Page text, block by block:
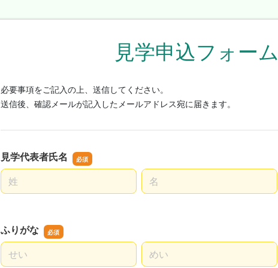
見学申込フォーム
必要事項をご記入の上、送信してください。
送信後、確認メールが記入したメールアドレス宛に届きます。
見学代表者氏名
名前の姓
名前の名
ふりがな
名前の姓
名前の名